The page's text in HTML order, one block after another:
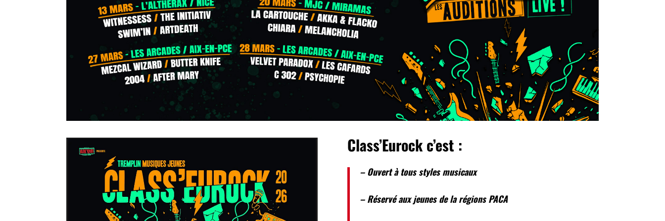
Class’Eurock c’est :
– Ouvert à tous styles musicaux
– Réservé aux jeunes de la régions PACA